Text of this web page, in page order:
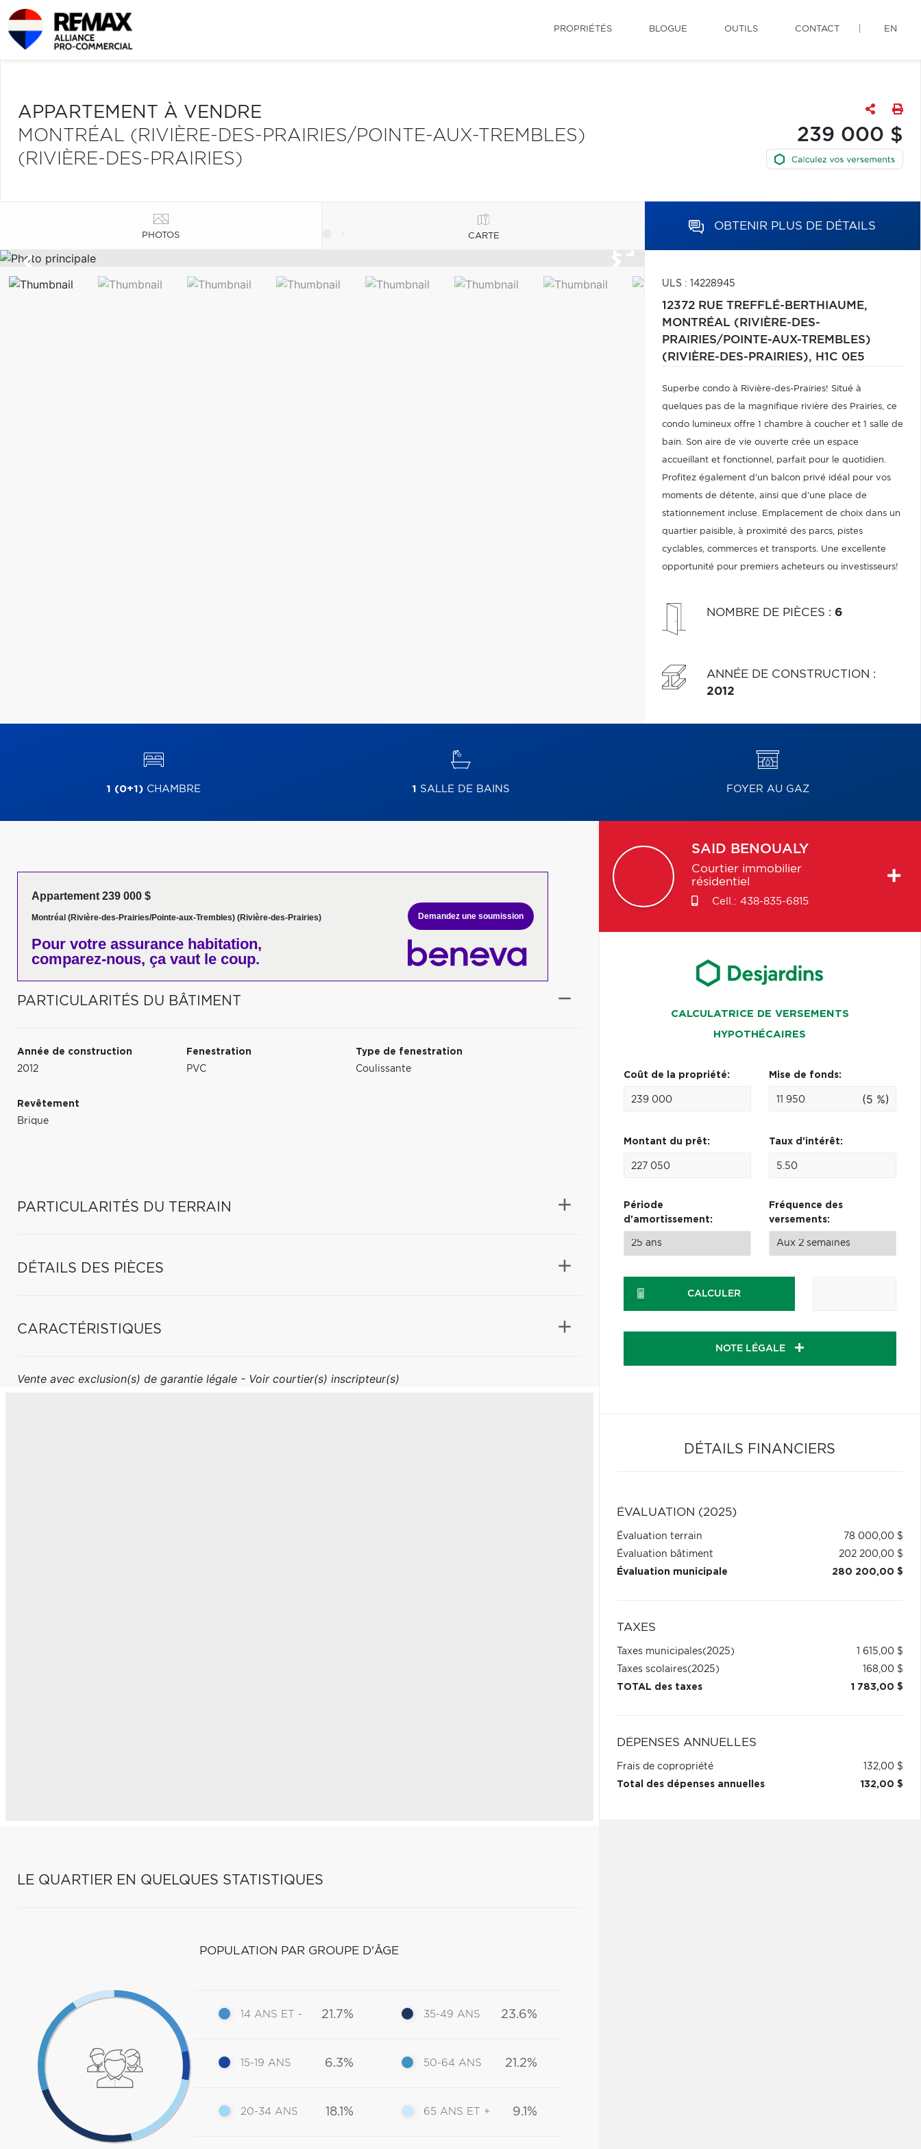
PROPRIÉTÉS BLOGUE OUTILS CONTACT EN
APPARTEMENT À VENDRE
MONTRÉAL (RIVIÈRE-DES-PRAIRIES/POINTE-AUX-TREMBLES)
(RIVIÈRE-DES-PRAIRIES)
239 000 $
PHOTOS CARTE
OBTENIR PLUS DE DÉTAILS
ULS : 14228945
12372 RUE TREFFLÉ-BERTHIAUME,
MONTRÉAL (RIVIÈRE-DES-
PRAIRIES/POINTE-AUX-TREMBLES)
(RIVIÈRE-DES-PRAIRIES), H1C 0E5
Superbe condo à Rivière-des-Prairies! Situé à
quelques pas de la magnifique rivière des Prairies, ce
condo lumineux offre 1 chambre à coucher et 1 salle de
bain. Son aire de vie ouverte crée un espace
accueillant et fonctionnel, parfait pour le quotidien.
Profitez également d'un balcon privé idéal pour vos
moments de détente, ainsi que d'une place de
stationnement incluse. Emplacement de choix dans un
quartier paisible, à proximité des parcs, pistes
cyclables, commerces et transports. Une excellente
opportunité pour premiers acheteurs ou investisseurs!
NOMBRE DE PIÈCES : 6
ANNÉE DE CONSTRUCTION :
2012
1 (0+1) CHAMBRE 1 SALLE DE BAINS FOYER AU GAZ
Appartement 239 000 $
Montréal (Rivière-des-Prairies/Pointe-aux-Trembles) (Rivière-des-Prairies)
Pour votre assurance habitation,
comparez-nous, ça vaut le coup.
Demandez une soumission
PARTICULARITÉS DU BÂTIMENT
Année de construction
2012
Fenestration
PVC
Type de fenestration
Coulissante
Revêtement
Brique
PARTICULARITÉS DU TERRAIN
DÉTAILS DES PIÈCES
CARACTÉRISTIQUES
Vente avec exclusion(s) de garantie légale - Voir courtier(s) inscripteur(s)
LE QUARTIER EN QUELQUES STATISTIQUES
POPULATION PAR GROUPE D'ÂGE
14 ANS ET - 21.7%
15-19 ANS 6.3%
20-34 ANS 18.1%
35-49 ANS 23.6%
50-64 ANS 21.2%
65 ANS ET + 9.1%
SAID BENOUALY
Courtier immobilier
résidentiel
Cell.: 438-835-6815
CALCULATRICE DE VERSEMENTS
HYPOTHÉCAIRES
Coût de la propriété: Mise de fonds:
(5 %)
Montant du prêt: Taux d'intérêt:
Période
d'amortissement:
Fréquence des
versements:
CALCULER
NOTE LÉGALE
DÉTAILS FINANCIERS
ÉVALUATION (2025)
Évaluation terrain
78 000,00 $
Évaluation bâtiment
202 200,00 $
Évaluation municipale
280 200,00 $
TAXES
Taxes municipales(2025)
1 615,00 $
Taxes scolaires(2025)
168,00 $
TOTAL des taxes
1 783,00 $
DÉPENSES ANNUELLES
Frais de copropriété
132,00 $
Total des dépenses annuelles
132,00 $